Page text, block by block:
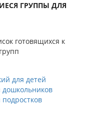
ГРУППЫ ДЛЯ
готовящихся к
для детей
дошкольников